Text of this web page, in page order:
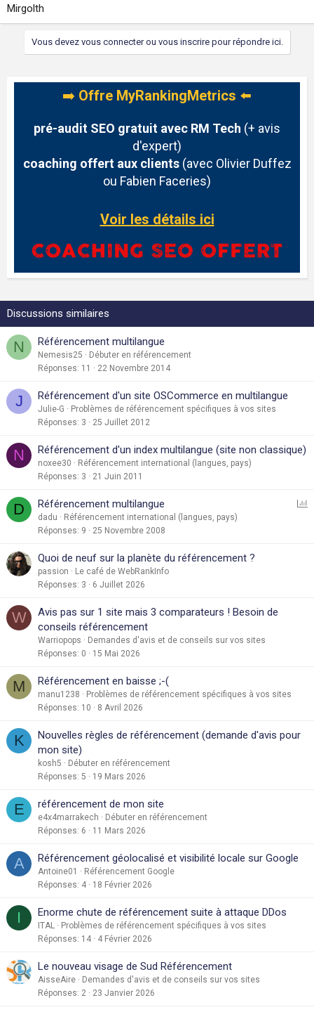
Mirgolth
Vous devez vous connecter ou vous inscrire pour répondre ici.
➡️ Offre MyRankingMetrics ⬅️
pré-audit SEO gratuit avec RM Tech (+ avis
d'expert)
coaching offert aux clients(avec Olivier Duffez
ou Fabien Faceries)
Voir les détails ici
Discussions similaires
N Référencement multilangue
Nemesis25
Débuter en référencement
Réponses 11 22 Novembre 2014
J Référencement d'un site OSCommerce en multilangue
Julie-G
Problèmes de référencement spécifiques à vos sites
Réponses 3 25 Juillet 2012
N Référencement d'un index multilangue (site non classique)
noxee30
Référencement international (langues, pays)
Réponses 3 21 Juin 2011
D Référencement multilangue
dadu
Référencement international (langues, pays)
Réponses 9 25 Novembre 2008
Quoi de neuf sur la planète du référencement ?
passion
Le café de WebRankInfo
Réponses 3 6 Juillet 2026
W
Avis pas sur 1 site mais 3 comparateurs ! Besoin de
conseils référencement
Warriopops
Demandes d'avis et de conseils sur vos sites
Réponses 0 15 Mai 2026
M Référencement en baisse ;-(
manu1238
Problèmes de référencement spécifiques à vos sites
Réponses 10 8 Avril 2026
K
Nouvelles règles de référencement (demande d'avis pour
mon site)
kosh5
Débuter en référencement
Réponses 5 19 Mars 2026
E référencement de mon site
e4x4marrakech
Débuter en référencement
Réponses 6 11 Mars 2026
A Référencement géolocalisé et visibilité locale sur Google
Antoine01
Référencement Google
Réponses 4 18 Février 2026
I Enorme chute de référencement suite à attaque DDos
ITAL
Problèmes de référencement spécifiques à vos sites
Réponses 14 4 Février 2026
Le nouveau visage de Sud Référencement
AisseAire
Demandes d'avis et de conseils sur vos sites
Réponses 2 23 Janvier 2026